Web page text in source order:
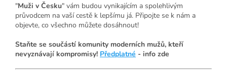
"Muži v Česku" vám budou vynikajícím a spolehlivým
průvodcem na vaší cestě k lepšímu já. Připojte se k nám a
objevte, co všechno můžete dosáhnout!
Staňte se součástí komunity moderních mužů, kteří
nevyznávají kompromisy! Předplatné - info zde